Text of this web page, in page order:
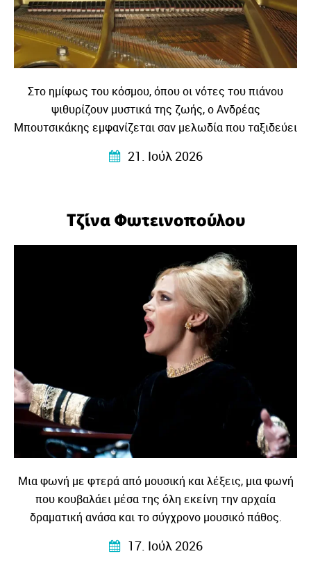
Στο ημίφως του κόσμου, όπου οι νότες του πιάνου
ψιθυρίζουν μυστικά της ζωής, ο Ανδρέας
Μπουτσικάκης εμφανίζεται σαν μελωδία που ταξιδεύει
σε κόσμους και πολιτισμούς.
21. Ιούλ 2026
Τζίνα Φωτεινοπούλου
Μια φωνή με φτερά από μουσική και λέξεις, μια φωνή
που κουβαλάει μέσα της όλη εκείνη την αρχαία
δραματική ανάσα και το σύγχρονο μουσικό πάθος.
17. Ιούλ 2026